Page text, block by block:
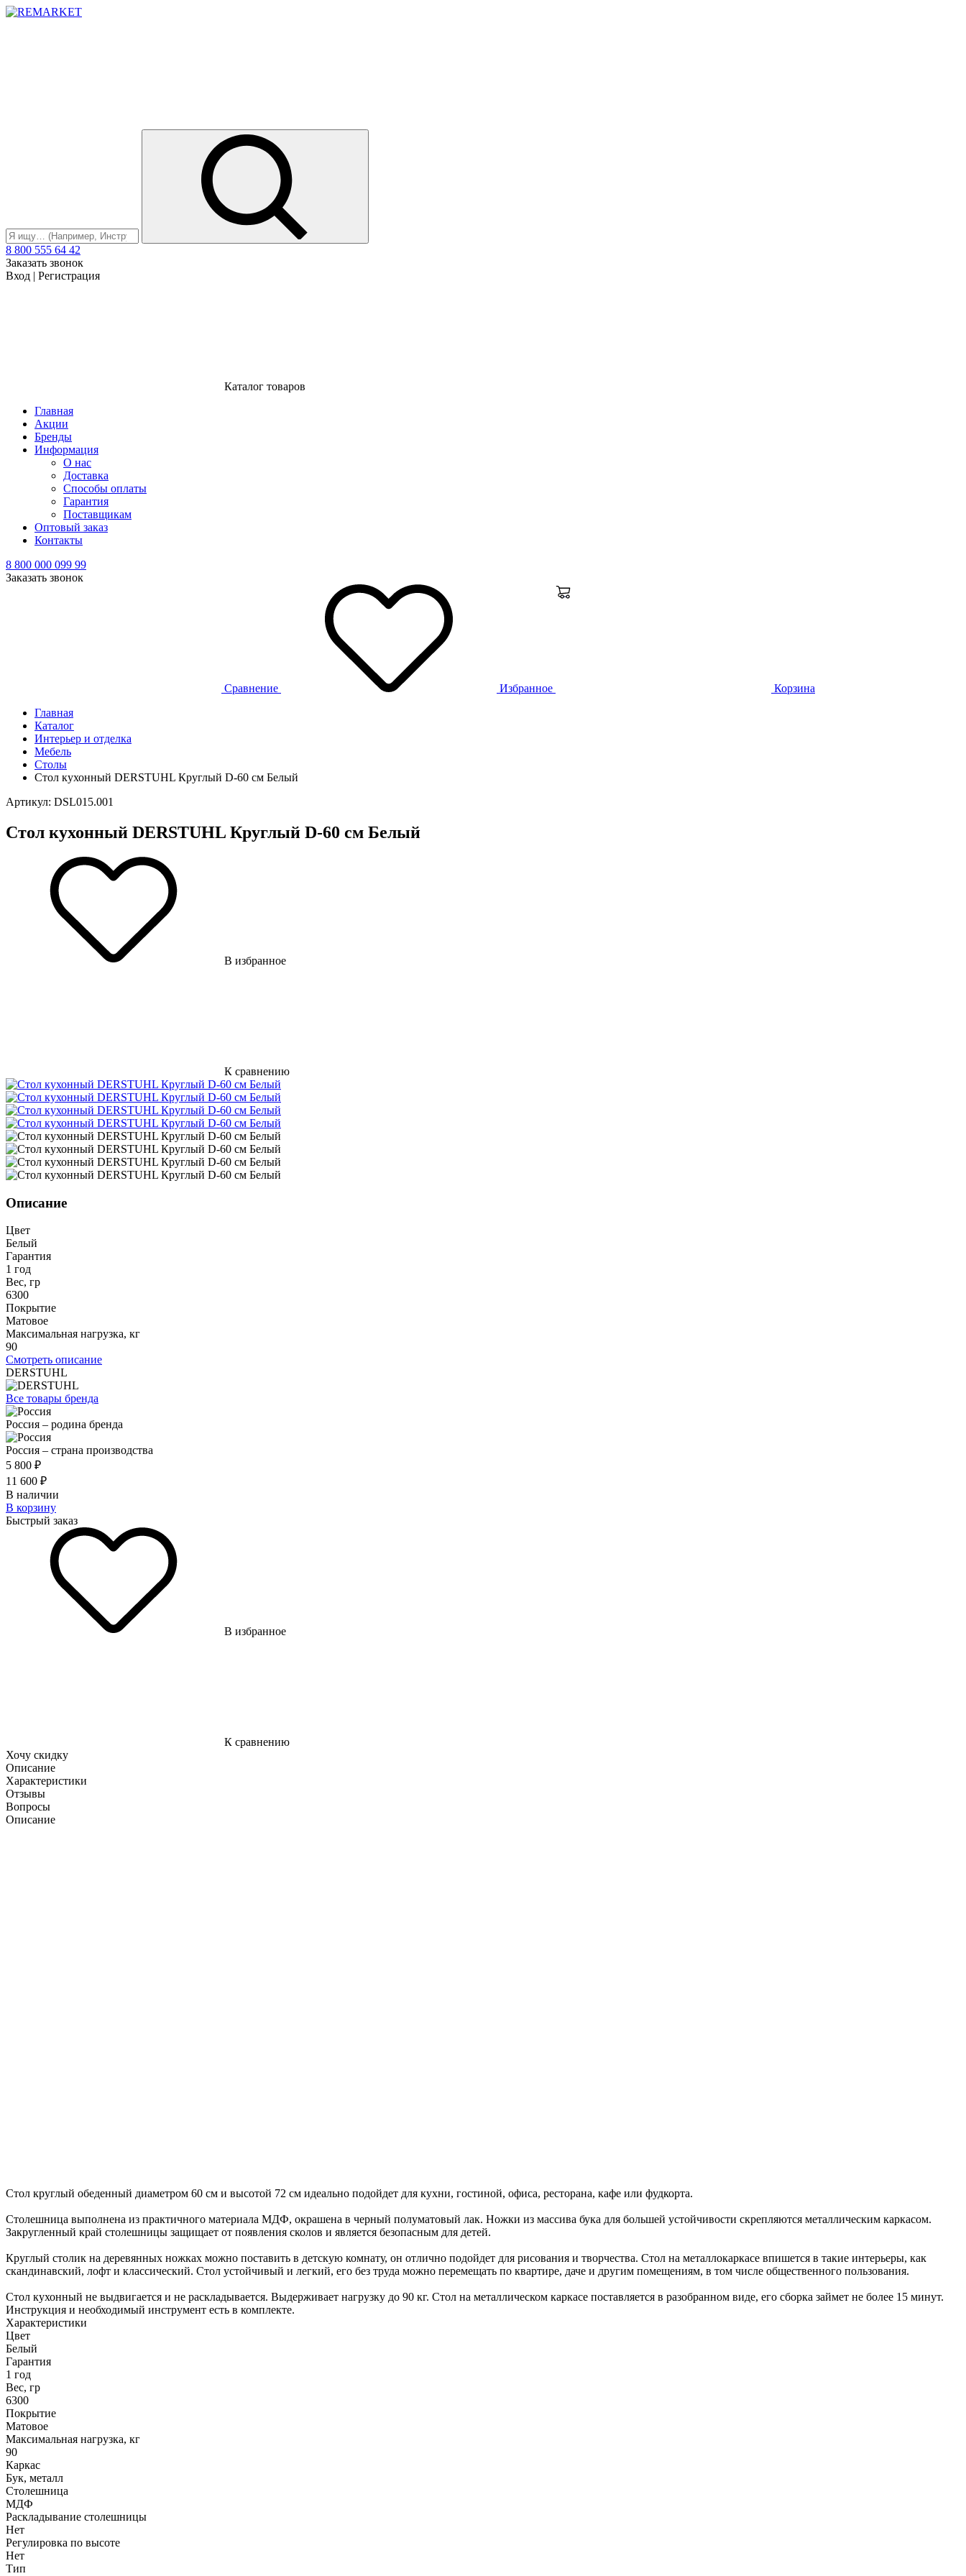
8 800 555 64 42
Заказать звонок
Вход | Регистрация
Каталог товаров
Главная
Акции
Бренды
Информация
О нас
Доставка
Способы оплаты
Гарантия
Поставщикам
Оптовый заказ
Контакты
8 800 000 099 99
Заказать звонок
Сравнение Избранное
Корзина
Главная
Каталог
Интерьер и отделка
Мебель
Столы
Стол кухонный DERSTUHL Круглый D-60 см Белый
Артикул: DSL015.001
Стол кухонный DERSTUHL Круглый D-60 см Белый
В избранное
К сравнению
Описание
Цвет
Белый
Гарантия
1 год
Вес, гр
6300
Покрытие
Матовое
Максимальная нагрузка, кг
90
Смотреть описание
DERSTUHL
Все товары бренда
Россия – родина бренда
Россия – страна производства
5 800 ₽
11 600 ₽
В наличии
В корзину
Быстрый заказ
В избранное
К сравнению
Хочу скидку
Описание
Характеристики
Отзывы
Вопросы
Описание
Стол круглый обеденный диаметром 60 см и высотой 72 см идеально подойдет для кухни, гостиной, офиса, ресторана, кафе или фудкорта.
Столешница выполнена из практичного материала МДФ, окрашена в черный полуматовый лак. Ножки из массива бука для большей устойчивости скрепляются металлическим каркасом.
Закругленный край столешницы защищает от появления сколов и является безопасным для детей.
Круглый столик на деревянных ножках можно поставить в детскую комнату, он отлично подойдет для рисования и творчества. Стол на металлокаркасе впишется в такие интерьеры, как
скандинавский, лофт и классический. Стол устойчивый и легкий, его без труда можно перемещать по квартире, даче и другим помещениям, в том числе общественного пользования.
Стол кухонный не выдвигается и не раскладывается. Выдерживает нагрузку до 90 кг. Стол на металлическом каркасе поставляется в разобранном виде, его сборка займет не более 15 минут.
Инструкция и необходимый инструмент есть в комплекте.
Характеристики
Цвет
Белый
Гарантия
1 год
Вес, гр
6300
Покрытие
Матовое
Максимальная нагрузка, кг
90
Каркас
Бук, металл
Столешница
МДФ
Раскладывание столешницы
Нет
Регулировка по высоте
Нет
Тип